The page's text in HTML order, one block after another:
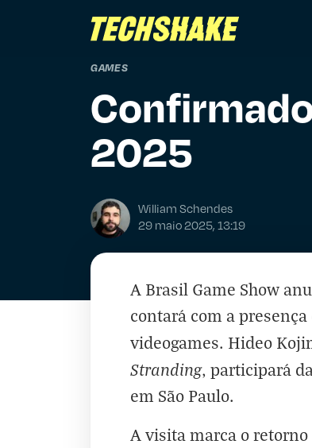
GAMES
2025
William Schendes
29 maio 2025, 13:19
A Brasil Game Show
contará com a
videogames. Hideo
Stranding, participará
em São Paulo.
A visita marca o retorno